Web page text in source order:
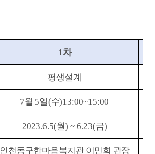
1차
평생설계
7월 5일(수)13:00~15:00
2023.6.5(월) ~ 6.23(금)
인천동구한마음복지관 이민희 관장